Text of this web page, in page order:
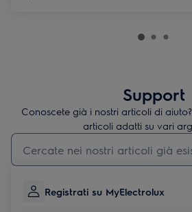
Support
Conoscete già i nostri articoli di
articoli adatti su vari
Inserisci il termine di ricerca per gli articoli di
Registrati su MyElectrolux